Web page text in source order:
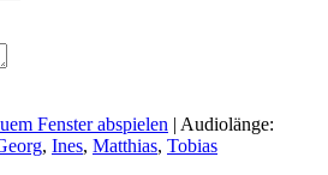
Fenster abspielen | Audiolänge:
, Ines, Matthias, Tobias